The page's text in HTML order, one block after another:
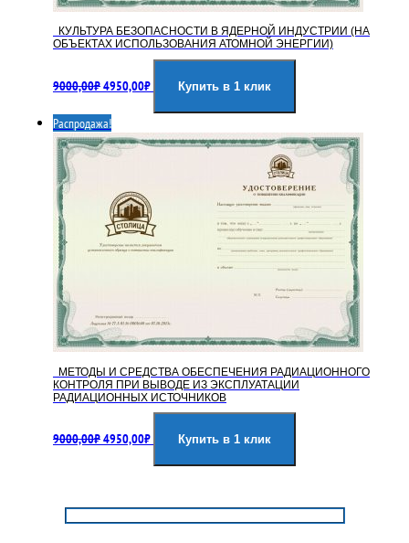
КУЛЬТУРА БЕЗОПАСНОСТИ В ЯДЕРНОЙ ИНДУСТРИИ (НА
ОБЪЕКТАХ ИСПОЛЬЗОВАНИЯ АТОМНОЙ ЭНЕРГИИ)
9000,00₽цена
9000,00₽.
4950,00₽цена:
Купить в 1 клик
Распродажа!
МЕТОДЫ И СРЕДСТВА ОБЕСПЕЧЕНИЯ РАДИАЦИОННОГО
КОНТРОЛЯ ПРИ ВЫВОДЕ ИЗ ЭКСПЛУАТАЦИИ
РАДИАЦИОННЫХ ИСТОЧНИКОВ
9000,00₽цена
4950,00₽цена:
Купить в 1 клик